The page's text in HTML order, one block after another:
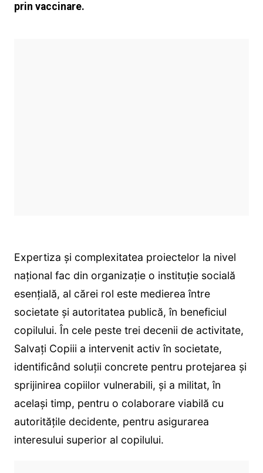
prin vaccinare.
Expertiza și complexitatea proiectelor la nivel
național fac din organizație o instituție socială
esențială, al cărei rol este medierea între
societate și autoritatea publică, în beneficiul
copilului. În cele peste trei decenii de activitate,
Salvați Copiii a intervenit activ în societate,
identificând soluții concrete pentru protejarea și
sprijinirea copiilor vulnerabili, și a militat, în
același timp, pentru o colaborare viabilă cu
autoritățile decidente, pentru asigurarea
interesului superior al copilului.